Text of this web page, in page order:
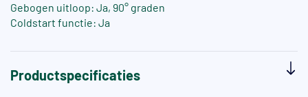
Gebogen uitloop: Ja, 90° graden
Coldstart functie: Ja
Productspecificaties